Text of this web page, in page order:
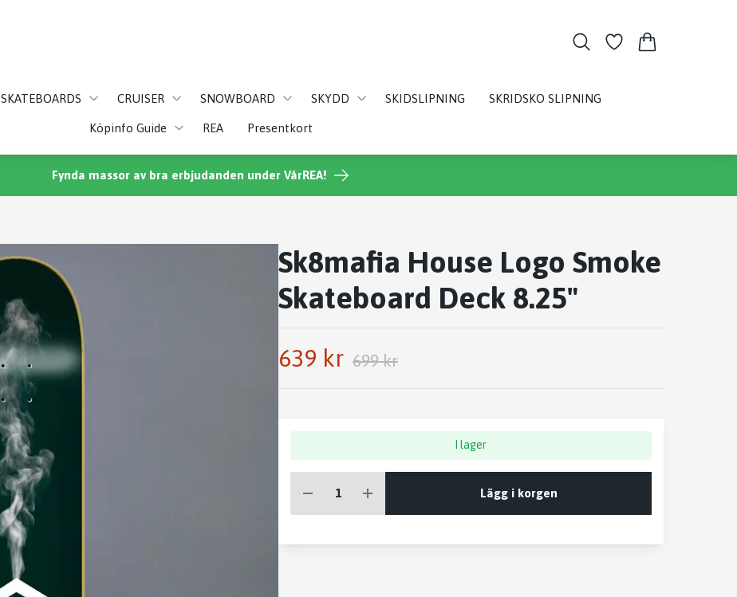
SKATEBOARDS CRUISER SNOWBOARD SKYDD SKIDSLIPNING SKRIDSKO SLIPNING
Köpinfo Guide REA Presentkort
Fynda massor av bra erbjudanden under VårREA!
Sk8mafia House Logo Smoke
Skateboard Deck 8.25"
639 kr 699 kr
I lager
Lägg i korgen